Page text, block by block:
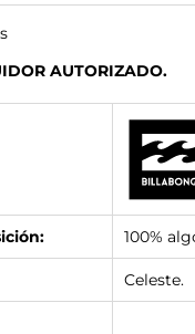
AUTORIZADO.
100%
Celeste.